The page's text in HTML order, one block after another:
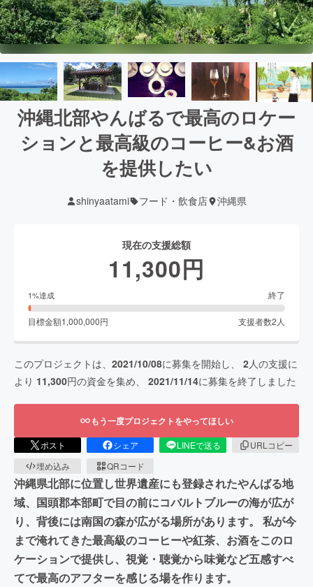
沖縄北部やんばるで最高のロケー
ションと最高級のコーヒー&お酒
を提供したい
shinyaatami フード・飲食店 沖縄県
現在の支援総額
11,300円
1%達成 終了
目標金額1,000,000円 支援者数2 人
このプロジェクトは、 2021/10/08に募集を開始し、 2人の支援に
より 11,300円の資金を集め、 2021/11/14に募集を終了しました
もう一度プロジェクトをやってほしい
ポスト シェア LINEで送る
URLコピー
埋め込み
QRコード
沖縄県北部に位置し世界遺産にも登録されたやんばる地
域、国頭郡本部町で目の前にコバルトブルーの海が広が
り、背後には南国の森が広がる場所があります。 私が今
まで淹れてきた最高級のコーヒーや紅茶、お酒をこのロ
ケーションで提供し、視覚・聴覚から味覚など五感すべ
てで最高のアフターを感じる場を作ります。